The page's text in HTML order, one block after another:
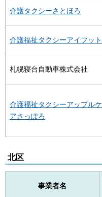
介護タクシーさとほろ
介護福祉タクシーアイフット
札幌寝台自動車株式会社
介護福祉タクシーアップルケ
アさっぽろ
北区
事業者名